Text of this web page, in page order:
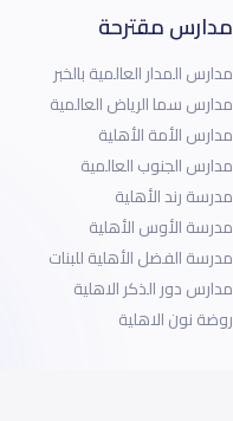
مدارس مقترحة
مدارس المدار العالمية بالخبر
مدارس سما الرياض العالمية
مدارس الأمة الأهلية
مدارس الجنوب العالمية
مدرسة رند الأهلية
مدرسة الأوس الأهلية
مدرسة الفضل الأهلية للبنات
مدارس دور الذكر الاهلية
روضة نون الاهلية